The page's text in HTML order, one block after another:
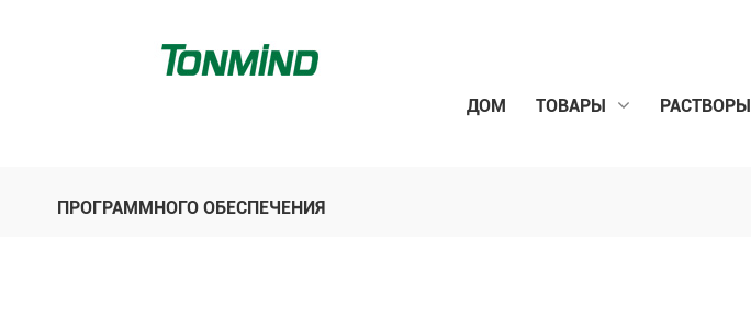
ДОМ ТОВАРЫ РАСТВОРЫ
ПРОГРАММНОГО ОБЕСПЕЧЕНИЯ